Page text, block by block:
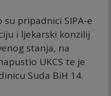
su pripadnici SIPA-e
i ljekarski konzilij
stanja, na
UKCS te je
Suda BiH 14.